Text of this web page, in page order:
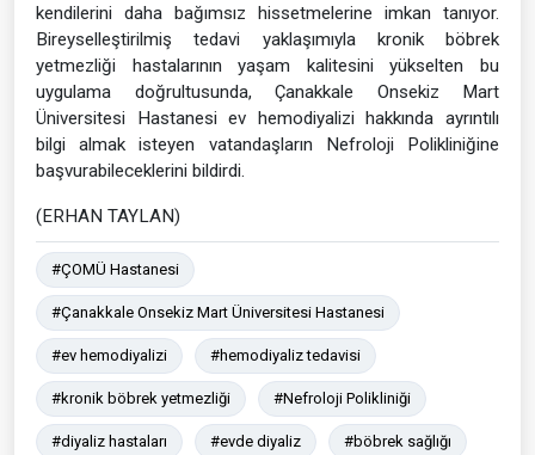
kendilerini daha bağımsız hissetmelerine imkan tanıyor.
Bireyselleştirilmiş tedavi yaklaşımıyla kronik böbrek
yetmezliği hastalarının yaşam kalitesini yükselten bu
uygulama doğrultusunda, Çanakkale Onsekiz Mart
Üniversitesi Hastanesi ev hemodiyalizi hakkında ayrıntılı
bilgi almak isteyen vatandaşların Nefroloji Polikliniğine
başvurabileceklerini bildirdi.
(ERHAN TAYLAN)
#ÇOMÜ Hastanesi
#Çanakkale Onsekiz Mart Üniversitesi Hastanesi
#ev hemodiyalizi #hemodiyaliz tedavisi
#kronik böbrek yetmezliği #Nefroloji Polikliniği
#diyaliz hastaları #evde diyaliz #böbrek sağlığı